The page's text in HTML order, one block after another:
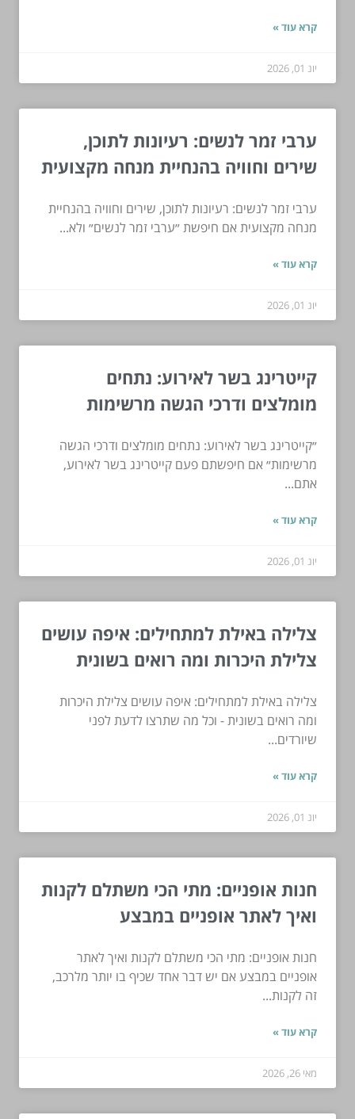
קרא עוד »
יונ 01, 2026
ערבי זמר לנשים: רעיונות לתוכן,
שירים וחוויה בהנחיית מנחה מקצועית
ערבי זמר לנשים: רעיונות לתוכן, שירים וחוויה בהנחיית
מנחה מקצועית אם חיפשת ״ערבי זמר לנשים״ ולא...
קרא עוד »
יונ 01, 2026
קייטרינג בשר לאירוע: נתחים
מומלצים ודרכי הגשה מרשימות
״קייטרינג בשר לאירוע: נתחים מומלצים ודרכי הגשה
מרשימות״ אם חיפשתם פעם קייטרינג בשר לאירוע,
אתם...
קרא עוד »
יונ 01, 2026
צלילה באילת למתחילים: איפה עושים
צלילת היכרות ומה רואים בשונית
צלילה באילת למתחילים: איפה עושים צלילת היכרות
ומה רואים בשונית - וכל מה שתרצו לדעת לפני
שיורדים...
קרא עוד »
יונ 01, 2026
חנות אופניים: מתי הכי משתלם לקנות
ואיך לאתר אופניים במבצע
חנות אופניים: מתי הכי משתלם לקנות ואיך לאתר
אופניים במבצע אם יש דבר אחד שכיף בו יותר מלרכב,
זה לקנות...
קרא עוד »
מאי 26, 2026